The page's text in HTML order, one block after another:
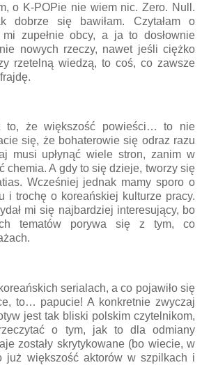
o K-POPie nie wiem nic. Zero. Null.
dobrze się bawiłam. Czytałam o
mi zupełnie obcy, a ja to dosłownie
nowych rzeczy, nawet jeśli ciężko
rzetelną wiedzą, to coś, co zawsze
to, że większość powieści… to nie
się, że bohaterowie się odraz razu
musi upłynąć wiele stron, zanim w
chemia. A gdy to się dzieje, tworzy się
Wcześniej jednak mamy sporo o
i trochę o koreańskiej kulturze pracy.
mi się najbardziej interesujący, bo
tematów porywa się z tym, co
serialach, a co pojawiło się
to… papucie! A konkretnie zwyczaj
jest tak bliski polskim czytelnikom,
o tym, jak to dla odmiany
zostały skrytykowane (bo wiecie, w
już większość aktorów w szpilkach i